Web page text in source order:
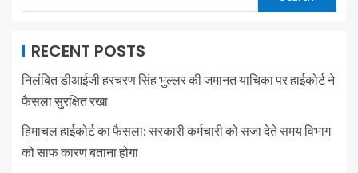
RECENT POSTS
निलंबित डीआईजी हरचरण सिंह भुल्लर की जमानत याचिका पर हाईकोर्ट ने
फैसला सुरक्षित रखा
हिमाचल हाईकोर्ट का फैसला: सरकारी कर्मचारी को सजा देते समय विभाग
को साफ कारण बताना होगा